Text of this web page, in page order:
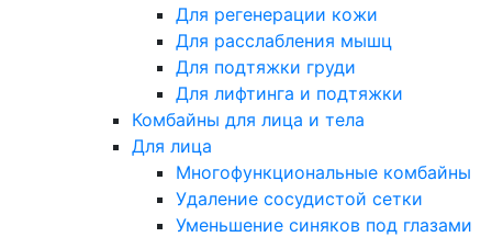
Для регенерации кожи
Для расслабления мышц
Для подтяжки груди
Для лифтинга и подтяжки
Комбайны для лица и тела
Для лица
Многофункциональные комбайны
Удаление сосудистой сетки
Уменьшение синяков под глазами